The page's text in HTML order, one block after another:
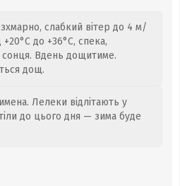
слабкий вітер до 4 м/
до +36°C, спека,
сонця. Вдень дощитиме.
дощ.
Лелеки відлітають у
до цього дня — зима буде